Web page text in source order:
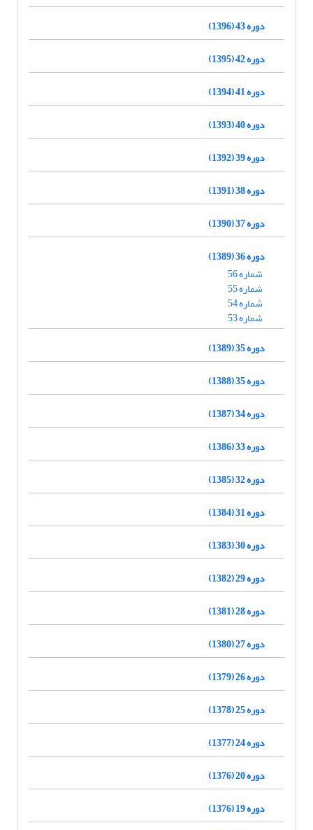
دوره 43 (1396)
دوره 42 (1395)
دوره 41 (1394)
دوره 40 (1393)
دوره 39 (1392)
دوره 38 (1391)
دوره 37 (1390)
دوره 36 (1389)
شماره 56
شماره 55
شماره 54
شماره 53
دوره 35 (1389)
دوره 35 (1388)
دوره 34 (1387)
دوره 33 (1386)
دوره 32 (1385)
دوره 31 (1384)
دوره 30 (1383)
دوره 29 (1382)
دوره 28 (1381)
دوره 27 (1380)
دوره 26 (1379)
دوره 25 (1378)
دوره 24 (1377)
دوره 20 (1376)
دوره 19 (1376)